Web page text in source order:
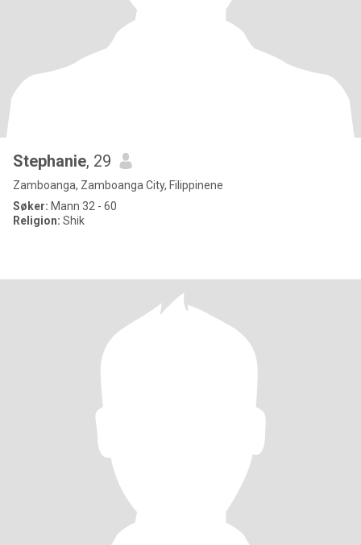
Stephanie, 29
Zamboanga, Zamboanga City, Filippinene
Søker: Mann 32 - 60
Religion: Shik